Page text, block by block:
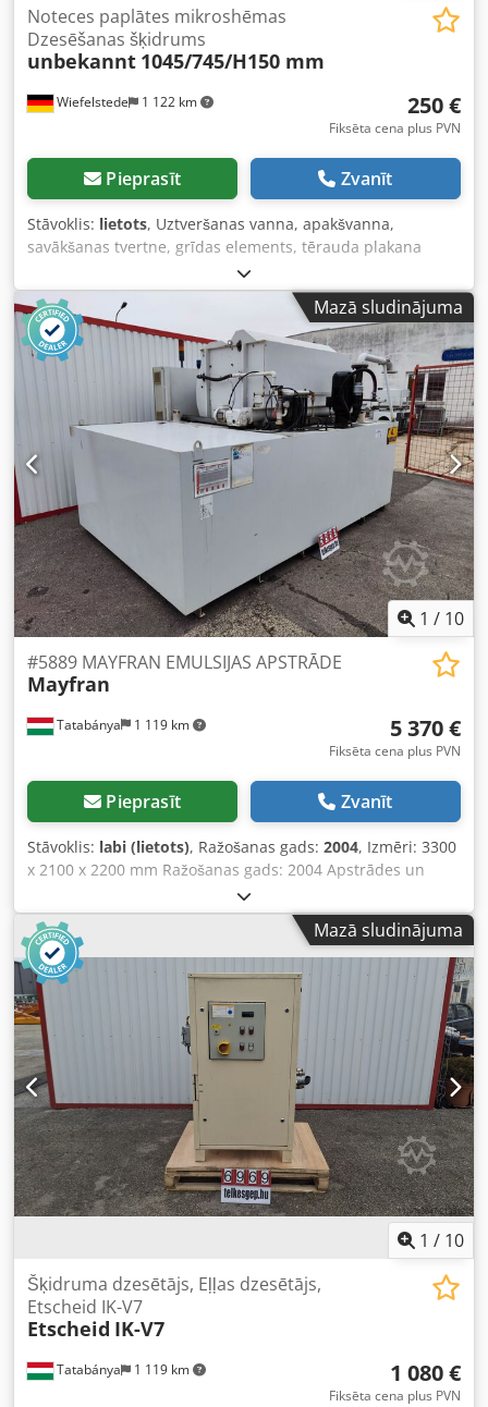
Wiefelstede 1 122 km
Noteces paplātes mikroshēmas
Dzesēšanas šķidrums
unbekannt 1045/745/H150 mm
250 €
Fiksēta cena plus PVN
Pieprasīt Zvanīt
Stāvoklis: lietots, Uztveršanas vanna, apakšvanna,
savākšanas tvertne, grīdas elements, tērauda plakana
vanna, dzesēšanas šķidruma uzkrāšanas vanna,
savākšanas vanna slīpmašīnai vai frēzmašīnai -
Uztveršanas vanna: paredzēta skaidām un dzesēšanas
šķidrumam, izmēri 1045 x 745 mm - Vannas augstums: 150
mm - Izgriezums: 240 x 175 mm - Kopējie izmēri:
1045/745/H150 mm Dedpsh Ic Nzofx Adksck - Svars: 12,1 kg
Mazā sludinājuma
1 / 10
Tatabánya 1 119 km
#5889 MAYFRAN EMULSIJAS APSTRĀDE
Mayfran
5 370 €
Fiksēta cena plus PVN
Pieprasīt Zvanīt
Stāvoklis: labi (lietots), Ražošanas gads: 2004, Izmēri: 3300
x 2100 x 2200 mm Ražošanas gads: 2004 Apstrādes un
filtrācijas jauda: 700 l/min Dsdpfx Adsiuxmvjkock Filtrācijas
precizitāte: 40 ppm > 20 µm Tvertnes tilpums: 7250 l Sūkņa
jauda: 7,5 kW; 550 l/min; 5 bar
Mazā sludinājuma
1 / 10
Tatabánya 1 119 km
Šķidruma dzesētājs, Eļļas dzesētājs,
Etscheid IK-V7
Etscheid IK-V7
1 080 €
Fiksēta cena plus PVN